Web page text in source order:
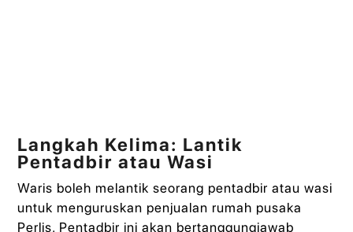
Langkah Kelima: Lantik
Pentadbir atau Wasi
Waris boleh melantik seorang pentadbir atau wasi
untuk menguruskan penjualan rumah pusaka
Perlis. Pentadbir ini akan bertanggungjawab